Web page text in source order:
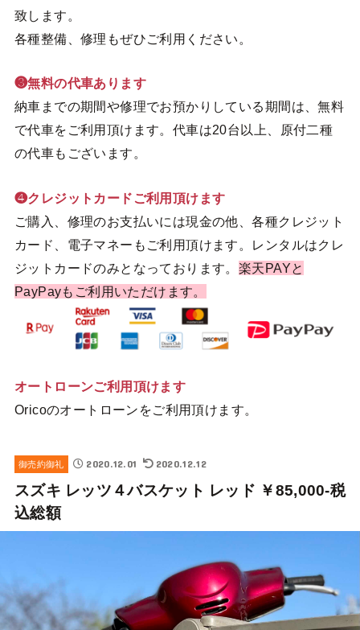
致します。
各種整備、修理もぜひご利用ください。
❸無料の代車あります
納車までの期間や修理でお預かりしている期間は、無料
で代車をご利用頂けます。代車は20台以上、原付二種
の代車もございます。
❹クレジットカードご利用頂けます
ご購入、修理のお支払いには現金の他、各種クレジット
カード、電子マネーもご利用頂けます。レンタルはクレ
ジットカードのみとなっております。 楽天PAYと
PayPayもご利用いただけます。
オートローンご利用頂けます
Oricoのオートローンをご利用頂けます。
御売約御礼 2020.12.01 2020.12.12
スズキ レッツ４バスケット レッド ￥85,000-税
込総額